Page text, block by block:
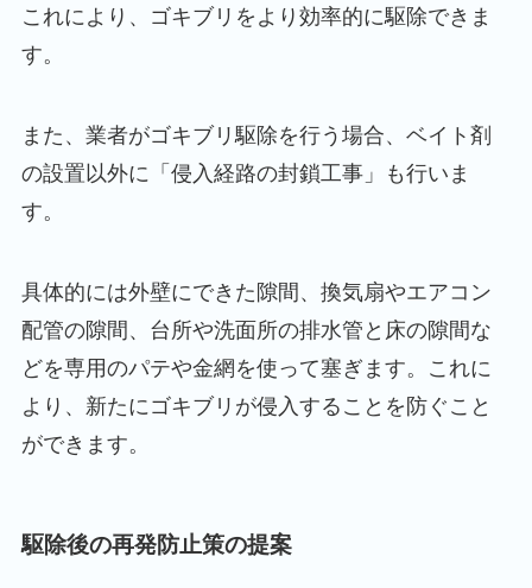
これにより、ゴキブリをより効率的に駆除できま
す。
また、業者がゴキブリ駆除を行う場合、ベイト剤
の設置以外に「侵入経路の封鎖工事」も行いま
す。
具体的には外壁にできた隙間、換気扇やエアコン
配管の隙間、台所や洗面所の排水管と床の隙間な
どを専用のパテや金網を使って塞ぎます。これに
より、新たにゴキブリが侵入することを防ぐこと
ができます。
駆除後の再発防止策の提案